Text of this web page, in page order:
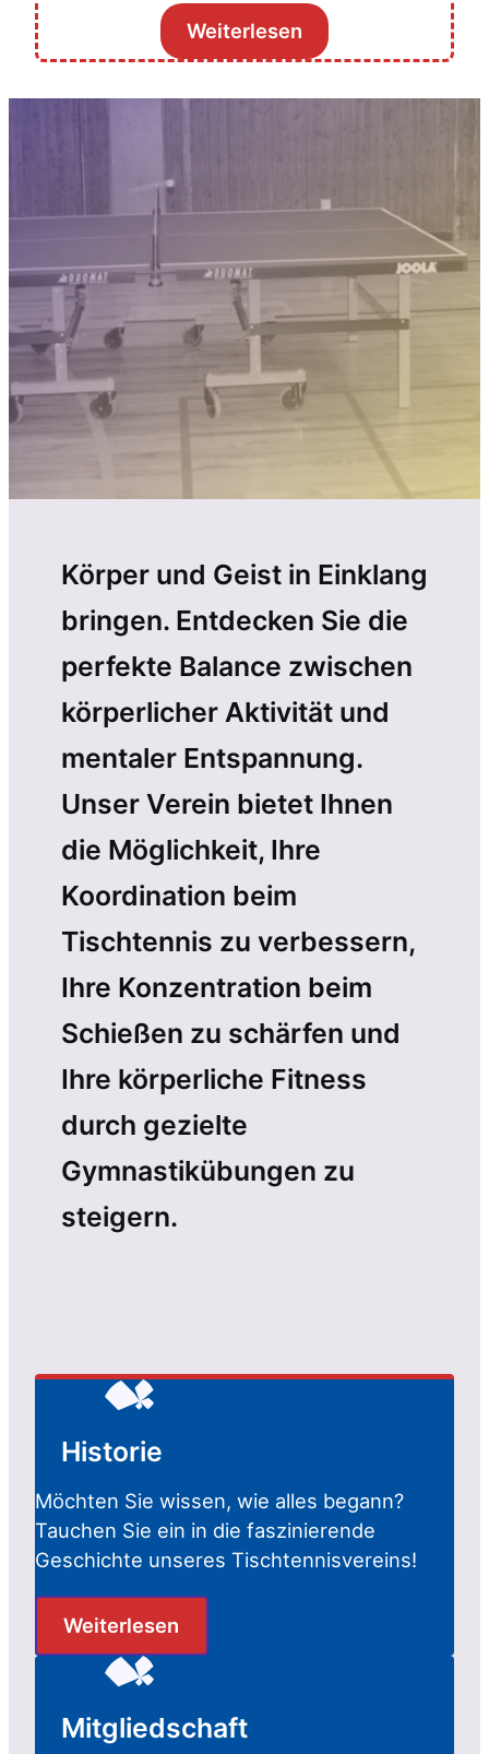
Weiterlesen
Körper und Geist in Einklang
bringen. Entdecken Sie die
perfekte Balance zwischen
körperlicher Aktivität und
mentaler Entspannung.
Unser Verein bietet Ihnen
die Möglichkeit, Ihre
Koordination beim
Tischtennis zu verbessern,
Ihre Konzentration beim
Schießen zu schärfen und
Ihre körperliche Fitness
durch gezielte
Gymnastikübungen zu
steigern.
Historie
Möchten Sie wissen, wie alles begann?
Tauchen Sie ein in die faszinierende
Geschichte unseres Tischtennisvereins!
Weiterlesen
Mitgliedschaft